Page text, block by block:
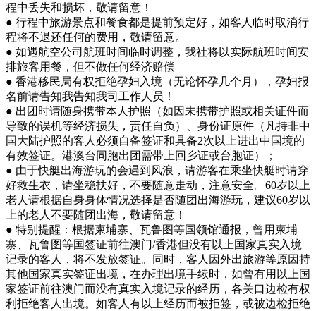
程中丢失和损坏，敬请留意！
● 行程中旅游景点和餐食都是提前预定好，如客人临时取消行
程将不退还任何的费用，敬请留意。
● 如遇航空公司航班时间临时调整，我社将以实际航班时间安
排旅客用餐，但不做任何经济赔偿
● 香港移民局有权拒绝孕妇入境（无论怀孕几个月），孕妇报
名前请告知我告知我司工作人员！
● 出团时请随身携带本人护照（如因未携带护照或相关证件而
导致的误机等经济损失，责任自负）、身份证原件（凡持非中
国大陆护照的客人必须自备签证和具备2次以上进出中国境的
有效签证。港澳台同胞出团需带上回乡证或台胞证）；
● 由于快艇出海游玩的会遇到风浪，请游客在乘坐快艇时请穿
好救生衣，请坐稳扶好，不要随意走动，注意安全。60岁以上
老人请根据自身身体情况选择是否随团出海游玩，建议60岁以
上的老人不要随团出海，敬请留意！
● 特别提醒：根据柬埔寨、瓦鲁图等国领馆通报，曾用柬埔
寨、瓦鲁图等国签证前往澳门/香港但没有以上国家真实入境
记录的客人，将不发放签证。同时，客人因外出旅游等原因持
其他国家真实签证出境，在办理出境手续时，如曾有用以上国
家签证前往澳门而没有真实入境记录的经历，各关口边检有权
利拒绝客人出境。如客人有以上经历而被拒签，或被边检拒绝